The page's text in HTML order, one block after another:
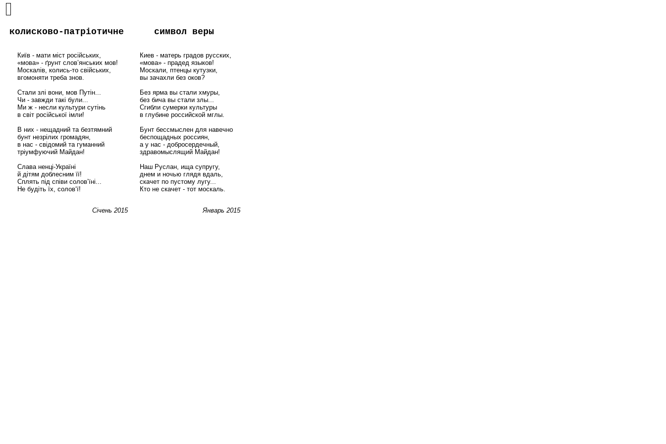
колисково-патріотичне
      Київ - мати міст російських,
      «мова» - ґрунт слов’янських мов!
      Москалів, колись-то свійських,
      вгомоняти треба знов.
      Стали злі вони, мов Путін...
      Чи - завжди такі були...
      Ми ж - несли культури сутінь
      в світ російської імли!
      В них - нещадний та безтямний
      бунт незрілих громадян,
      в нас - свідомий та гуманний
      тріумфуючий Майдан!
      Слава ненці-Україні
      й дітям доблесним її!
      Сплять під співи солов’їні...
      Не будіть їх, солов‘ї!
Січень 2015
символ веры
      Киев - матерь градов русских,
      «мова» - прадед языков!
      Москали, птенцы кутузки,
      вы зачахли без оков?
      Без ярма вы стали хмуры,
      без бича вы стали злы...
      Сгибли сумерки культуры
      в глубине российской мглы.
      Бунт бессмыслен для навечно
      беспощадных россиян,
      а у нас - добросердечный,
      здравомыслящий Майдан!
      Наш Руслан, ища супругу,
      днем и ночью глядя вдаль,
      скачет по пустому лугу...
      Кто не скачет - тот москаль.
Январь 2015